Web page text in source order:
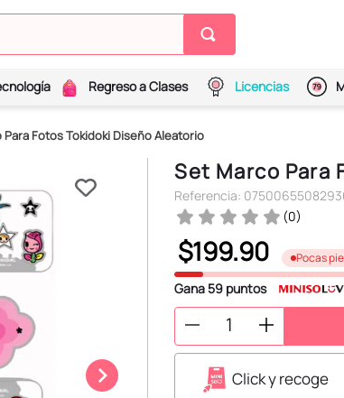
Regreso a Clases Licencias
Para Fotos Tokidoki Diseño Aleatorio
Set Marco Para
Referencia:
(0)
$199.90 Pocas
Gana59 puntos
Click y recoge